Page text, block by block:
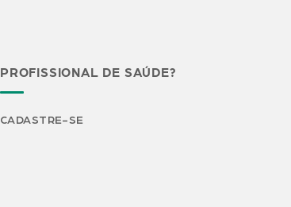
PROFISSIONAL DE SAÚDE?
CADASTRE-SE